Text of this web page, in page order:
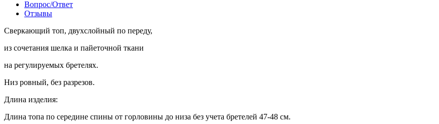
Вопрос/Ответ
Отзывы
Сверкающий топ, двухслойный по переду,
из сочетания шелка и пайеточной ткани
на регулируемых бретелях.
Низ ровный, без разрезов.
Длина изделия:
Длина топа по середине спины от горловины до низа без учета бретелей 47-48 см.